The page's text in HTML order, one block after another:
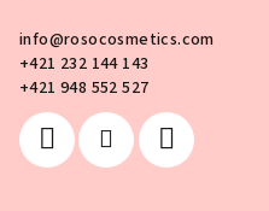
info@rosocosmetics.com
+421 232 144 143
+421 948 552 527